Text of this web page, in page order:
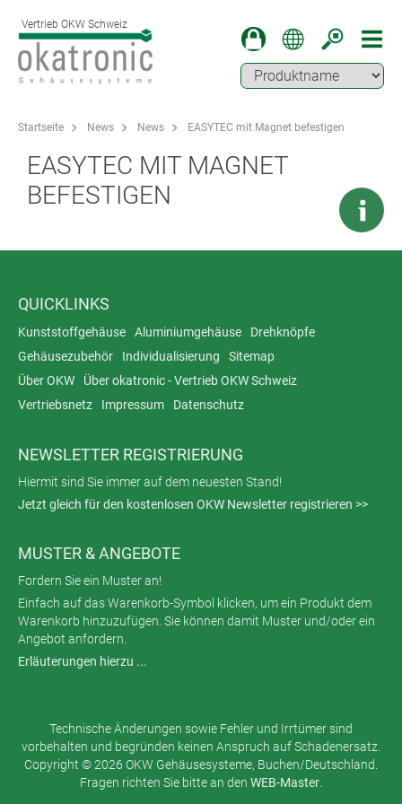
Vertrieb OKW Schweiz
Startseite News News EASYTEC mit Magnet befestigen
EASYTEC MIT MAGNET
BEFESTIGEN
QUICKLINKS
Kunststoffgehäuse Aluminiumgehäuse
Drehknöpfe
Gehäusezubehör
Individualisierung
Sitemap
Über OKW
Über okatronic - Vertrieb OKW Schweiz
Vertriebsnetz
Impressum Datenschutz
NEWSLETTER REGISTRIERUNG
Hiermit sind Sie immer auf dem neuesten Stand!
Jetzt gleich für den kostenlosen OKW Newsletter registrieren >>
MUSTER & ANGEBOTE
Fordern Sie ein Muster an!
Einfach auf das Warenkorb-Symbol klicken, um ein Produkt dem
Warenkorb hinzuzufügen. Sie können damit Muster und/oder ein
Angebot anfordern.
Erläuterungen hierzu ...
Technische Änderungen sowie Fehler und Irrtümer sind
vorbehalten und begründen keinen Anspruch auf Schadenersatz.
Copyright © 2026 OKW Gehäusesysteme, Buchen/Deutschland.
Fragen richten Sie bitte an den WEB-Master